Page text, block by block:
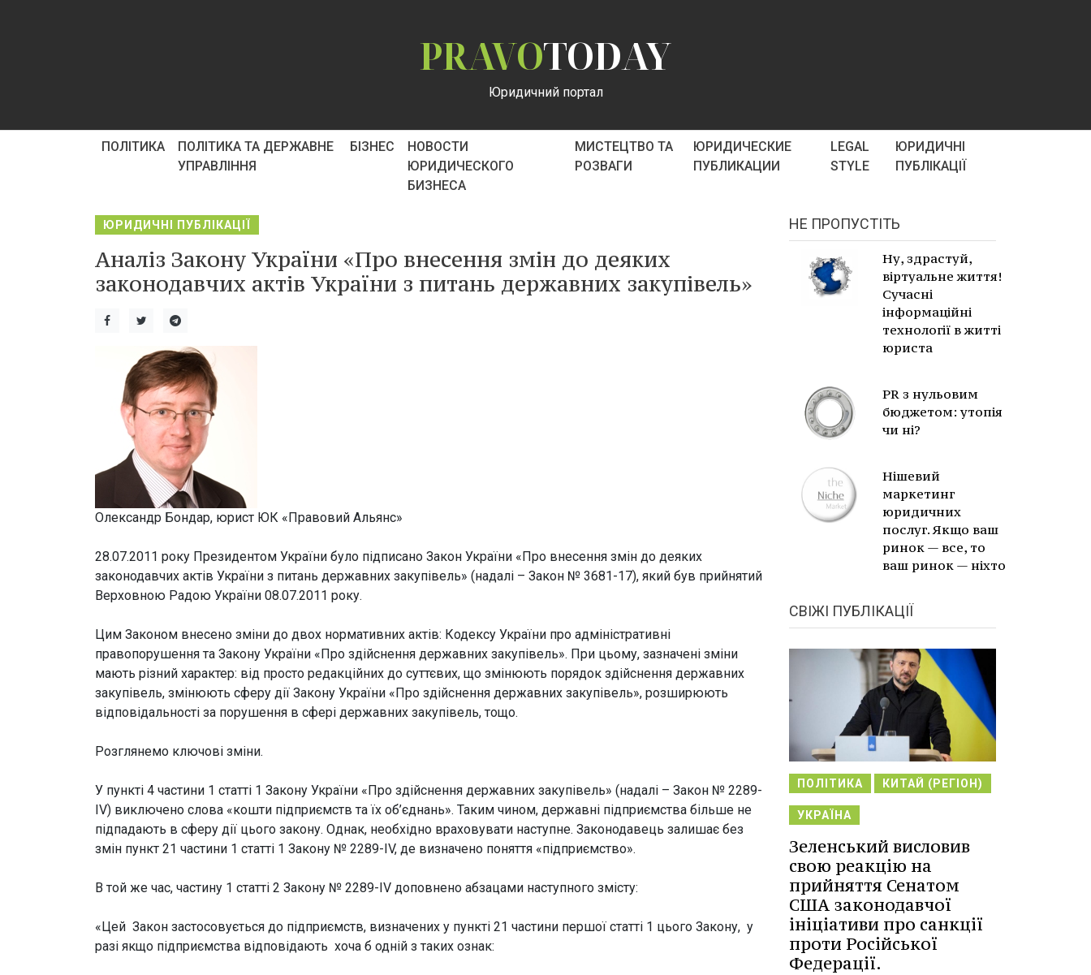
PRAVOTODAY
Юридичний портал
ПОЛІТИКА
ПОЛІТИКА ТА ДЕРЖАВНЕ
УПРАВЛІННЯ
БІЗНЕС
НОВОСТИ
ЮРИДИЧЕСКОГО
БИЗНЕСА
МИСТЕЦТВО ТА
РОЗВАГИ
ЮРИДИЧЕСКИЕ
ПУБЛИКАЦИИ
LEGAL
STYLE
ЮРИДИЧНІ
ПУБЛІКАЦІЇ
ЮРИДИЧНІ ПУБЛІКАЦІЇ
Аналіз Закону України «Про внесення змін до деяких
законодавчих актів України з питань державних закупівель»
Олександр Бондар, юрист ЮК «Правовий Альянс»
28.07.2011 року Президентом України було підписано Закон України «Про внесення змін до деяких
законодавчих актів України з питань державних закупівель» (надалі – Закон № 3681-17), який був прийнятий
Верховною Радою України 08.07.2011 року.
Цим Законом внесено зміни до двох нормативних актів: Кодексу України про адміністративні
правопорушення та Закону України «Про здійснення державних закупівель». При цьому, зазначені зміни
мають різний характер: від просто редакційних до суттєвих, що змінюють порядок здійснення державних
закупівель, змінюють сферу дії Закону України «Про здійснення державних закупівель», розширюють
відповідальності за порушення в сфері державних закупівель, тощо.
Розглянемо ключові зміни.
У пункті 4 частини 1 статті 1 Закону України «Про здійснення державних закупівель» (надалі – Закон № 2289-
IV) виключено слова «кошти підприємств та їх об’єднань». Таким чином, державні підприємства більше не
підпадають в сферу дії цього закону. Однак, необхідно враховувати наступне. Законодавець залишає без
змін пункт 21 частини 1 статті 1 Закону № 2289-IV, де визначено поняття «підприємство».
В той же час, частину 1 статті 2 Закону № 2289-IV доповнено абзацами наступного змісту:
«Цей Закон застосовується до підприємств, визначених у пункті 21 частини першої статті 1 цього Закону, у
разі якщо підприємства відповідають хоча б одній з таких ознак:
НЕ ПРОПУСТІТЬ
Ну, здрастуй,
віртуальне життя!
Сучасні
інформаційні
технології в житті
юриста
PR з нульовим
бюджетом: утопія
чи ні?
Нішевий
маркетинг
юридичних
послуг. Якщо ваш
ринок — все, то
ваш ринок — ніхто
СВІЖІ ПУБЛІКАЦІЇ
ПОЛІТИКА КИТАЙ (РЕГІОН)
УКРАЇНА
Зеленський висловив
свою реакцію на
прийняття Сенатом
США законодавчої
ініціативи про санкції
проти Російської
Федерації.